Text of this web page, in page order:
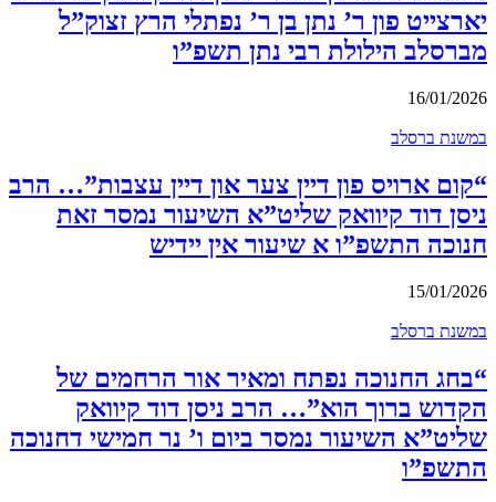
יארצייט פון ר’ נתן בן ר’ נפתלי הרץ זצוק”ל
מברסלב הילולת רבי נתן תשפ”ו
16/01/2026
במשנת ברסלב
“קום ארויס פון דיין צער און דיין עצבות”… הרב
ניסן דוד קיוואק שליט”א השיעור נמסר זאת
חנוכה התשפ”ו א שיעור אין יידיש
15/01/2026
במשנת ברסלב
“בחג החנוכה נפתח ומאיר אור הרחמים של
הקדוש ברוך הוא”… הרב ניסן דוד קיוואק
שליט”א השיעור נמסר ביום ו’ נר חמישי דחנוכה
התשפ”ו